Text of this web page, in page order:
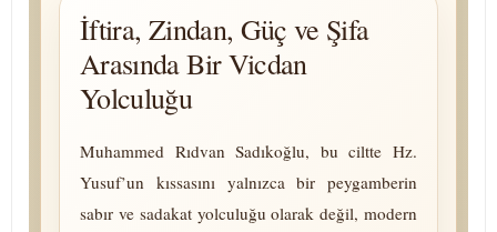
İftira, Zindan, Güç ve Şifa
Arasında Bir Vicdan
Yolculuğu
Muhammed Rıdvan Sadıkoğlu, bu ciltte Hz.
Yusuf’un kıssasını yalnızca bir peygamberin
sabır ve sadakat yolculuğu olarak değil, modern